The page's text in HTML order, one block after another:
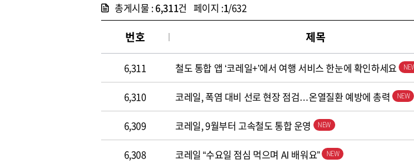
총게시물 :6,311건 페이지 :1/632
번호 제목
6,311 철도 통합 앱 ‘코레일+’에서 여행 서비스 한눈에 확인하세요
6,310 코레일, 폭염 대비 선로 현장 점검…온열질환 예방에 총력
6,309 코레일, 9월부터 고속철도 통합 운영
6,308 코레일 “수요일 점심 먹으며 AI 배워요”